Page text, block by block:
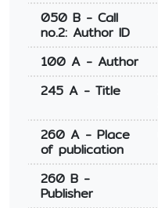
050 B - Call
no.2: Author ID
100 A - Author
245 A - Title
260 A - Place
of publication
260 B -
Publisher